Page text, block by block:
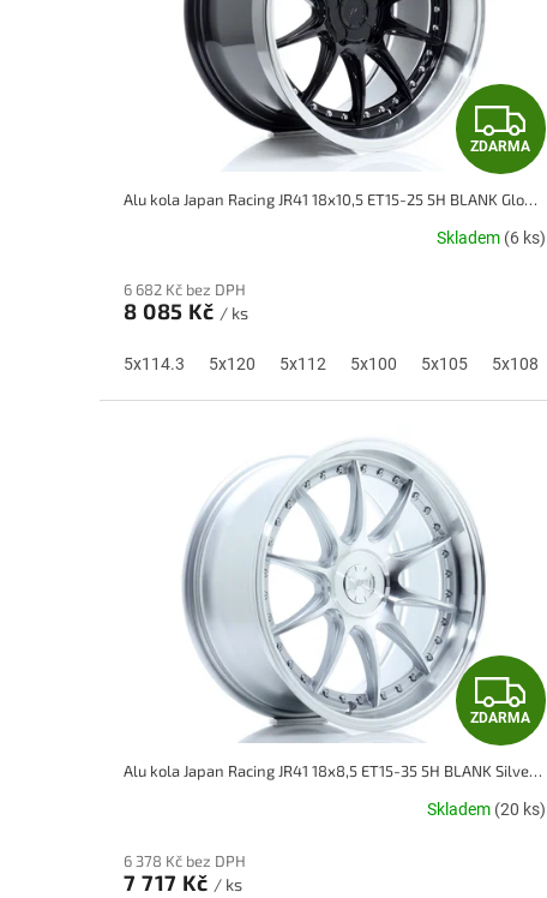
Z
D
A
A
ZDARMA
Alu kola Japan Racing JR41 18x10,5 ET15-25 5H BLANK Gloss Black w/ Machined Lip
Skladem (6 ks)
6 682 Kč bez DPH
8 085 Kč / ks
5x114.3 5x120 5x112 5x100 5x105 5x108
Z
D
A
ZDARMA
Alu kola Japan Racing JR41 18x8,5 ET15-35 5H BLANK Silver Machined Face
Skladem (20 ks)
6 378 Kč bez DPH
7 717 Kč / ks